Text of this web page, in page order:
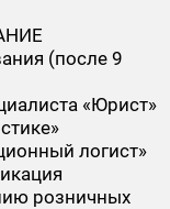
(после 9
«Юрист»
логист»
розничных